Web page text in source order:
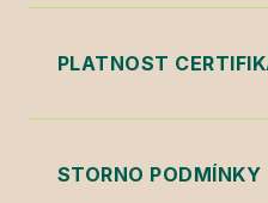
PLATNOST
STORNO PODMÍNKY